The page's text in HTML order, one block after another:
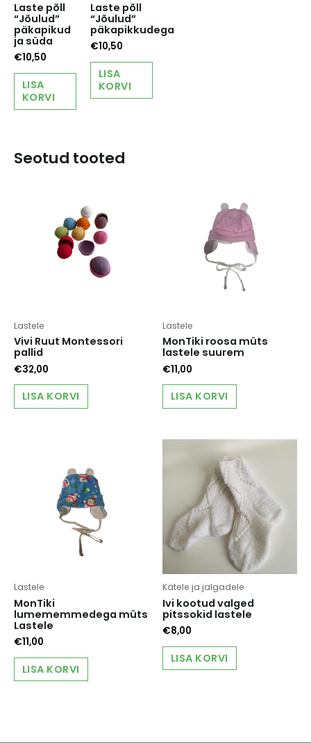
Laste põll
“Jõulud”
päkapikud
ja süda
€10,50
LISA
KORVI
Laste põll
“Jõulud”
päkapikkudega
€10,50
LISA
KORVI
Seotud tooted
Lastele
Vivi Ruut Montessori
pallid
€32,00
LISA KORVI
Lastele
MonTiki roosa müts
lastele suurem
€11,00
LISA KORVI
Lastele
MonTiki
lumememmedega müts
Lastele
€11,00
LISA KORVI
Kätele ja jalgadele
Ivi kootud valged
pitssokid lastele
€8,00
LISA KORVI